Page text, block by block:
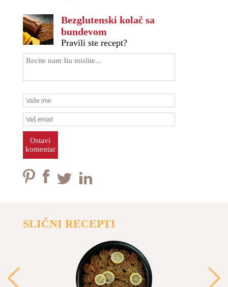
Bezglutenski kolač sa
bundevom
Pravili ste recept?
Ostavi
komentar
SLIČNI RECEPTI